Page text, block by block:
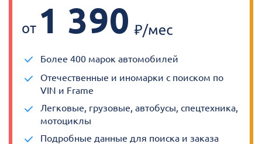
от 1 390
Более 400 марок автомобилей
Отечественные и иномарки с поиском по
VIN и Frame
Легковые, грузовые, автобусы, спецтехника,
мотоциклы
Подробные данные для поиска и заказа